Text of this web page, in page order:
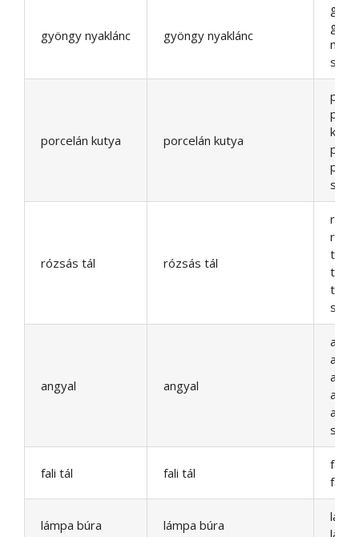
gyöngy nyaklánc gyöngy nyaklánc
stb.
porcelán kutya porcelán kutya
stb.
rózsás tál rózsás tál
tál
tál
tál
stb.
angyal angyal
stb.
fali tál fali tál
fali
falitál
lámpa búra lámpa búra